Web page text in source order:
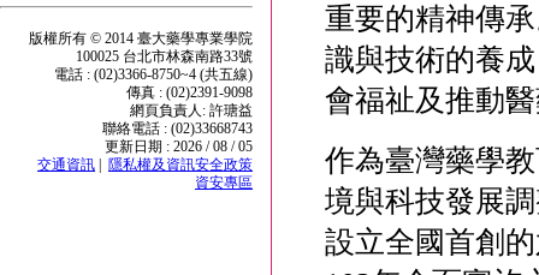
版權所有 © 2014 臺大藥學專業學院
100025 台北市林森南路33號
電話 : (02)3366-8750~4 (共五線)
傳真 : (02)2391-9098
網頁負責人: 許瑭益
聯絡電話 : (02)33668743
更新日期 : 2026 / 08 / 05
交通資訊
隱私權及資訊安全政策
資安專區
重要的精神傳
識與技術的養
會福祉及推動
作為臺灣藥學
境與科技發展
設立全國首創